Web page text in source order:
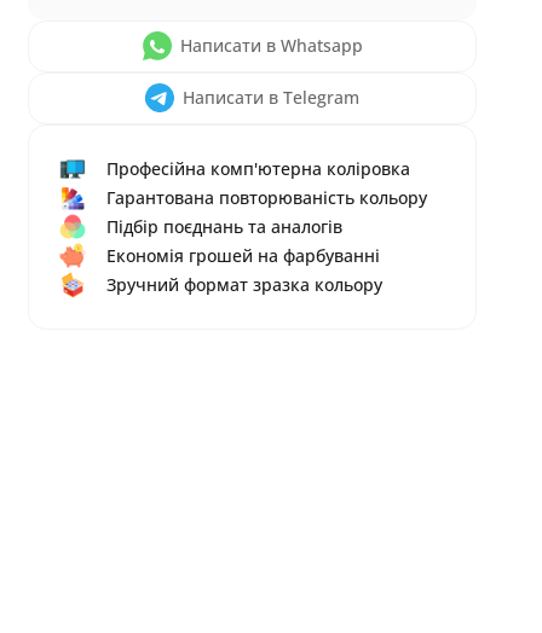
Написати в Whatsapp
Написати в Telegram
Професійна комп'ютерна коліровка
Гарантована повторюваність кольору
Підбір поєднань та аналогів
Економія грошей на фарбуванні
Зручний формат зразка кольору